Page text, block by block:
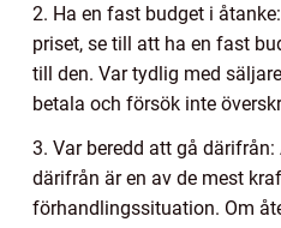
2. Ha en fast budget i
priset, se till att ha en fast
till den. Var tydlig med
betala och försök inte
3. Var beredd att gå
därifrån är en av de mest
förhandlingssituation. Om